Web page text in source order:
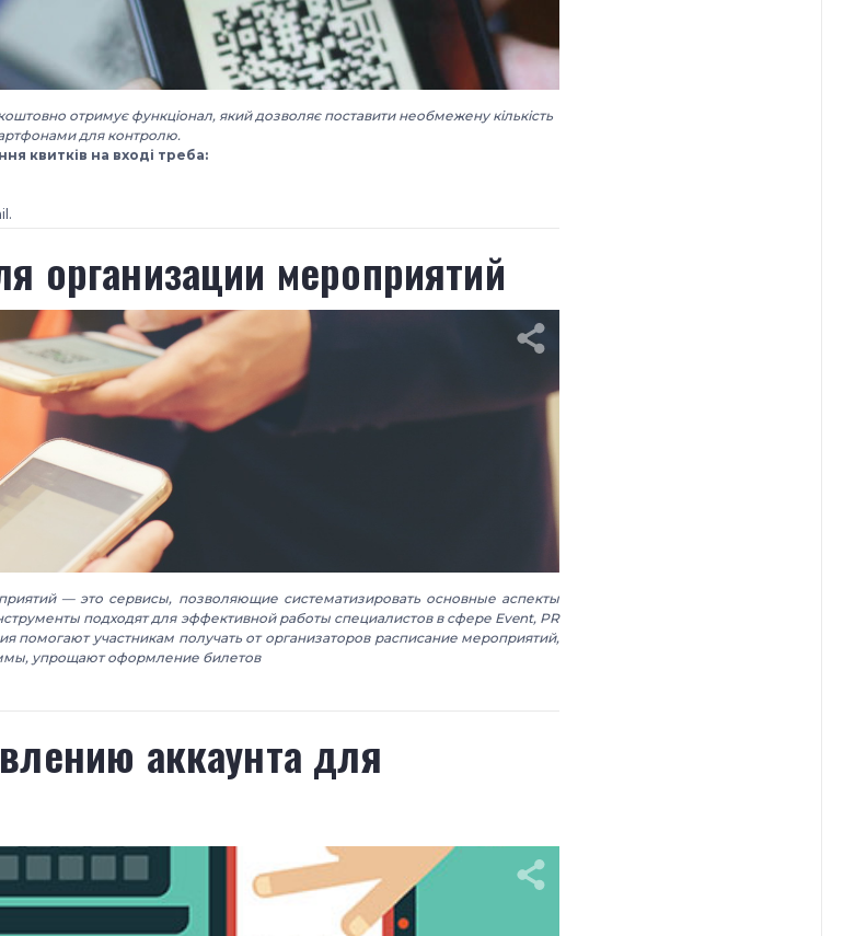
отримує функціонал, який дозволяє поставити необмежену кількість
для контролю.
квитків на вході треба:
организации мероприятий
— это сервисы, позволяющие систематизировать основные аспекты
подходят для эффективной работы специалистов в сфере Event, PR
помогают участникам получать от организаторов расписание мероприятий,
упрощают оформление билетов
аккаунта для